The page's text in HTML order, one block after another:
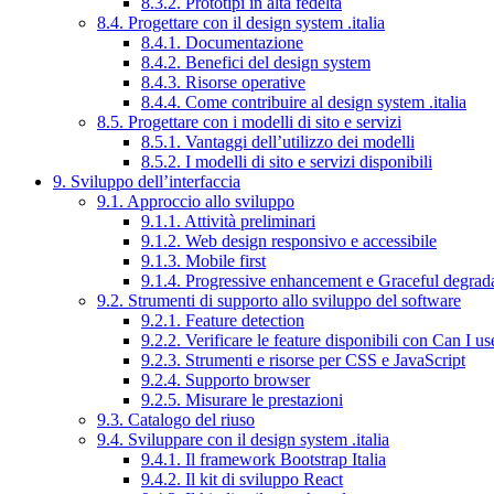
8.4. Progettare con il design system .italia
8.4.1. Documentazione
8.4.2. Benefici del design system
8.4.3. Risorse operative
8.4.4. Come contribuire al design system .italia
8.5. Progettare con i modelli di sito e servizi
8.5.1. Vantaggi dell’utilizzo dei modelli
8.5.2. I modelli di sito e servizi disponibili
9. Sviluppo dell’interfaccia
9.1. Approccio allo sviluppo
9.1.1. Attività preliminari
9.1.2. Web design responsivo e accessibile
9.1.3. Mobile first
9.1.4. Progressive enhancement e Graceful
9.2. Strumenti di supporto allo sviluppo del software
9.2.1. Feature detection
9.2.2. Verificare le feature disponibili con Can I
9.2.3. Strumenti e risorse per CSS e JavaScript
9.2.4. Supporto browser
9.2.5. Misurare le prestazioni
9.3. Catalogo del riuso
9.4. Sviluppare con il design system .italia
9.4.1. Il framework Bootstrap Italia
9.4.2. Il kit di sviluppo React